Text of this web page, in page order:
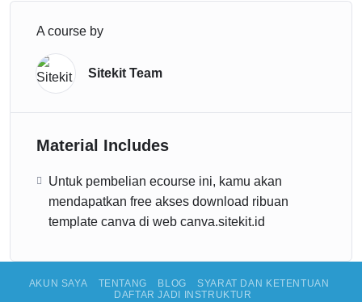
A course by
Sitekit Team
Material Includes
Untuk pembelian ecourse ini, kamu akan
mendapatkan free akses download ribuan
template canva di web canva.sitekit.id
AKUN SAYA TENTANG BLOG
SYARAT DAN KETENTUAN
DAFTAR JADI INSTRUKTUR